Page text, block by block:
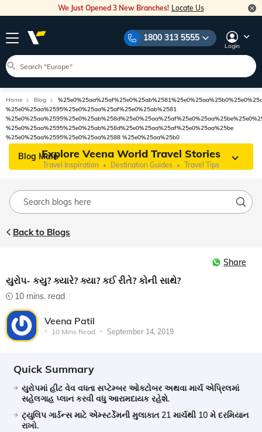
We Just Opened 3 New Branches! Locate Us
1800 313 5555
Login
Home Blog
%25e0%25aa%2595%25e0%25aa%25af%25e0%25ab%2581
%25e0%25aa%2595%25e0%25ab%258d%25e0%25aa%25af%25e0%25aa%25be
%25e0%25aa%2595%25e0%25aa%2588 %25e0%25aa%25b0
Explore Veena World Travel Stories
Travel Inspiration Destination Guides Travel Tips
Blog Main
Back to Blogs
Share
યુરોપ- કયુ? ક્યારે? ક્યા? કઈ રીતે? કોની સાથે?
10 mins. read
Veena Patil
10 Mins Read September 14, 2019
Quick Summary
યુરોપમાં હીટ વેવ વધતા સપ્ટેમ્બર ઓક્ટોબર અથવા માર્ચ એપ્રિલમાં
સહેલગાહ પ્લાન કરવી વધુ આરામદાયક રહેશે.
ટ્યુલિપ ગાર્ડન્સ માટે એમ્સ્ટર્ડેમની મુલાકાત 21 માર્ચથી 10 મે દરમિયાન
રાખો.